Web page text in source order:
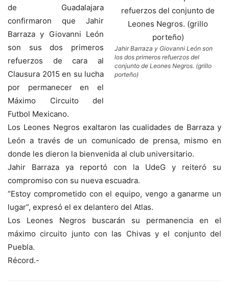
Jahir Barraza y Giovanni León son
los dos primeros refuerzos del
conjunto de Leones Negros. (grillo
porteño)
de Guadalajara
confirmaron que Jahir
Barraza y Giovanni León
son sus dos primeros
refuerzos de cara al
Clausura 2015 en su lucha
por permanecer en el
Máximo Circuito del
Futbol Mexicano.
Los Leones Negros exaltaron las cualidades de Barraza y
León a través de un comunicado de prensa, mismo en
donde les dieron la bienvenida al club universitario.
Jahir Barraza ya reportó con la UdeG y reiteró su
compromiso con su nueva escuadra.
“Estoy comprometido con el equipo, vengo a ganarme un
lugar”, expresó el ex delantero del Atlas.
Los Leones Negros buscarán su permanencia en el
máximo circuito junto con las Chivas y el conjunto del
Puebla.
Récord.-